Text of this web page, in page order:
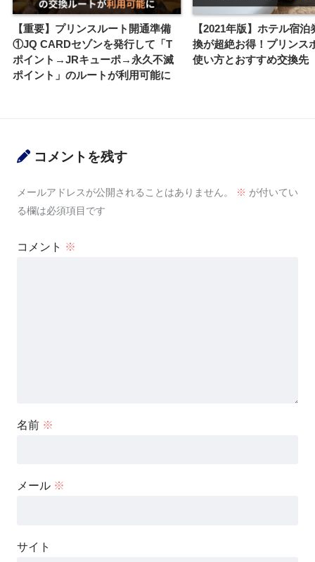
【重要】プリンスルート開通準備
①JQ CARDセゾンを発行して「T
ポイント→JRキューポ→永久不滅
ポイント」のルートが利用可能に
【2021年版】ホテル宿泊
換が超絶お得！プリンス
使い方とおすすめ交換先
コメントを残す
メールアドレスが公開されることはありません。 ※ が付いてい
る欄は必須項目です
コメント ※
名前 ※
メール ※
サイト